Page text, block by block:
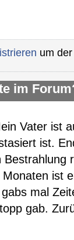
um
im
Vater ist
ist.
ist
mal
gab.